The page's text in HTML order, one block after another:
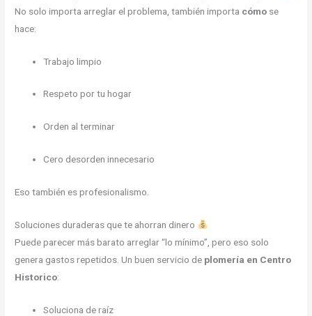
No solo importa arreglar el problema, también importa cómo se
hace:
Trabajo limpio
Respeto por tu hogar
Orden al terminar
Cero desorden innecesario
Eso también es profesionalismo.
Soluciones duraderas que te ahorran dinero
Puede parecer más barato arreglar “lo mínimo”, pero eso solo
genera gastos repetidos. Un buen servicio de plomería en Centro
Historico:
Soluciona de raíz